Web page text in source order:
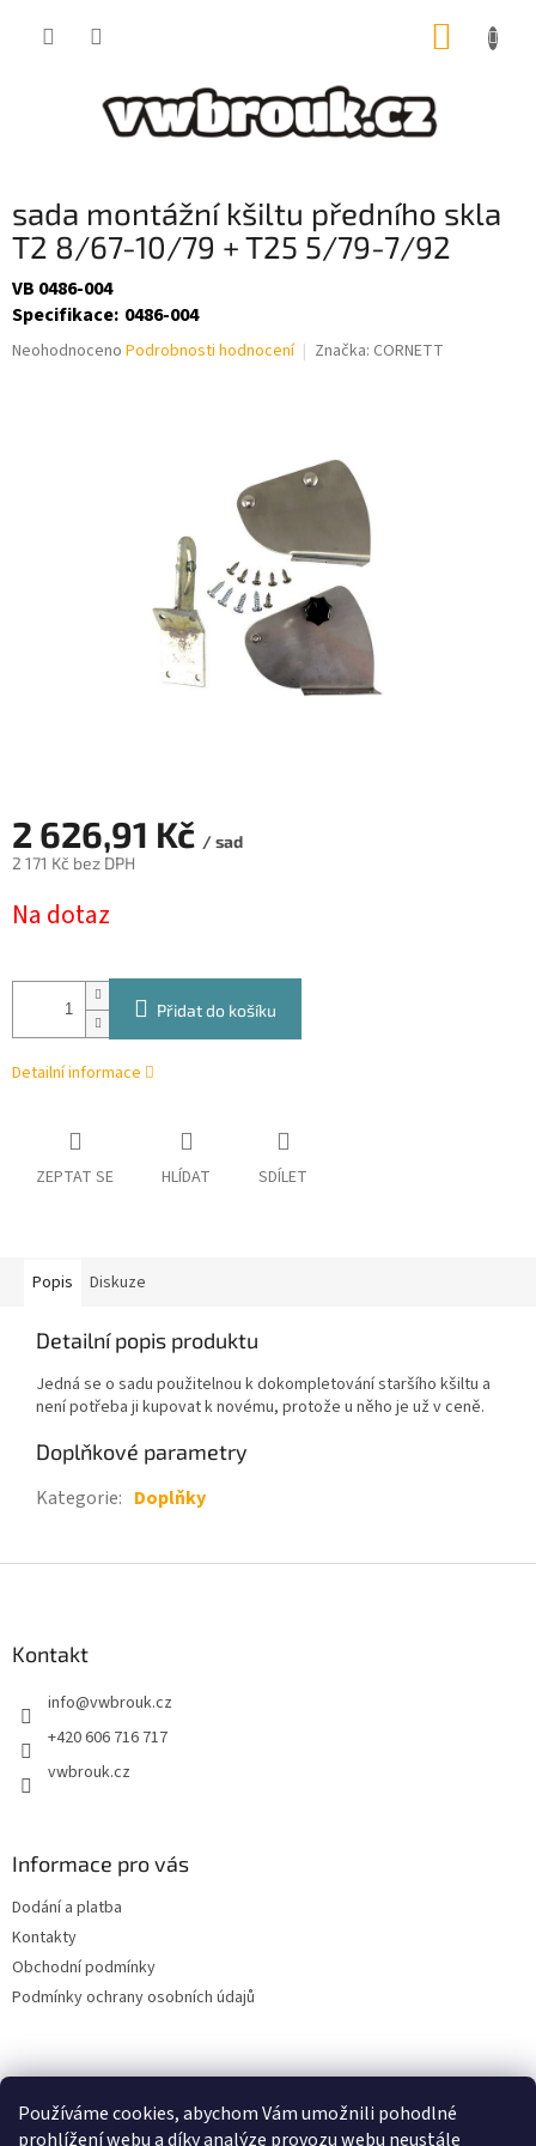
Používáme cookies, abychom Vám umožnili pohodlné
prohlížení webu a díky analýze provozu webu neustále
sada montážní kšiltu předního skla
T2 8/67-10/79 + T25 5/79-7/92
VB 0486-004
Specifikace: 0486-004
Průměrné
Neohodnoceno Podrobnosti hodnocení Značka: CORNETT
2 626,91 Kč / sad
2 171 Kč bez DPH
cena:
Na dotaz
Přidat do košíku
Detailní informace
ZEPTAT SE HLÍDAT SDÍLET
Popis Diskuze
Detailní popis produktu
Jedná se o sadu použitelnou k dokompletování staršího kšiltu a
není potřeba ji kupovat k novému, protože u něho je už v ceně.
Doplňkové parametry
Kategorie: Doplňky
Kontakt
info@vwbrouk.cz
+420 606 716 717
vwbrouk.cz
Informace pro vás
Dodání a platba
Kontakty
Obchodní podmínky
Podmínky ochrany osobních údajů